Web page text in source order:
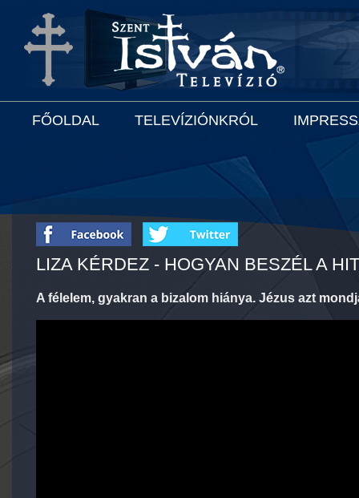
FŐOLDAL TELEVÍZIÓNKRÓL
LIZA KÉRDEZ - HOGYAN BESZÉL A
A félelem, gyakran a bizalom hiánya. Jézus azt